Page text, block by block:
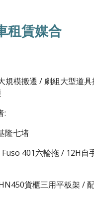
租賃媒合
規模搬遷 / 劇組大型道
:
隆七堵
Fuso 401六輪拖 / 12H自
貨櫃三用平板架 /